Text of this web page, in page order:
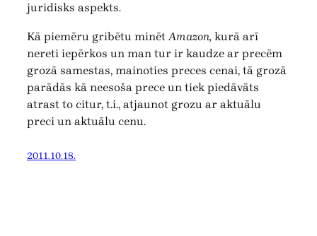
juridisks aspekts.
Kā piemēru gribētu minēt Amazon, kurā arī
nereti iepērkos un man tur ir kaudze ar precēm
grozā samestas, mainoties preces cenai, tā grozā
parādās kā neesoša prece un tiek piedāvāts
atrast to citur, t.i., atjaunot grozu ar aktuālu
preci un aktuālu cenu.
2011.10.18.